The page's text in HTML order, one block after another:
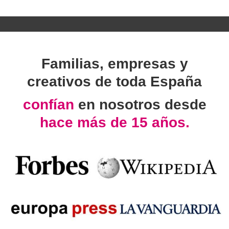
Familias, empresas y
creativos de toda España
confían en nosotros desde
hace más de 15 años.